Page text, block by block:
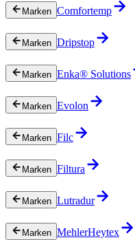
Marken Comfortemp
Marken Dripstop
Marken Enka® Solutions
Marken Evolon
Marken Filc
Marken Filtura
Marken Lutradur
Marken MehlerHeytex